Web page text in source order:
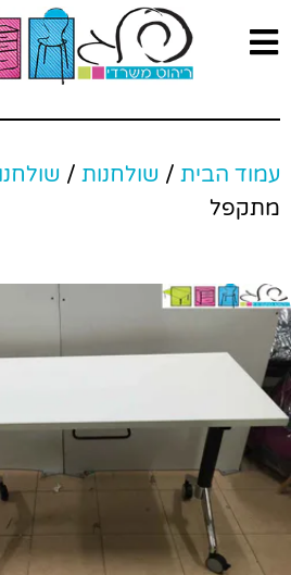
עמוד הבית/ שולחנות/
מתקפל